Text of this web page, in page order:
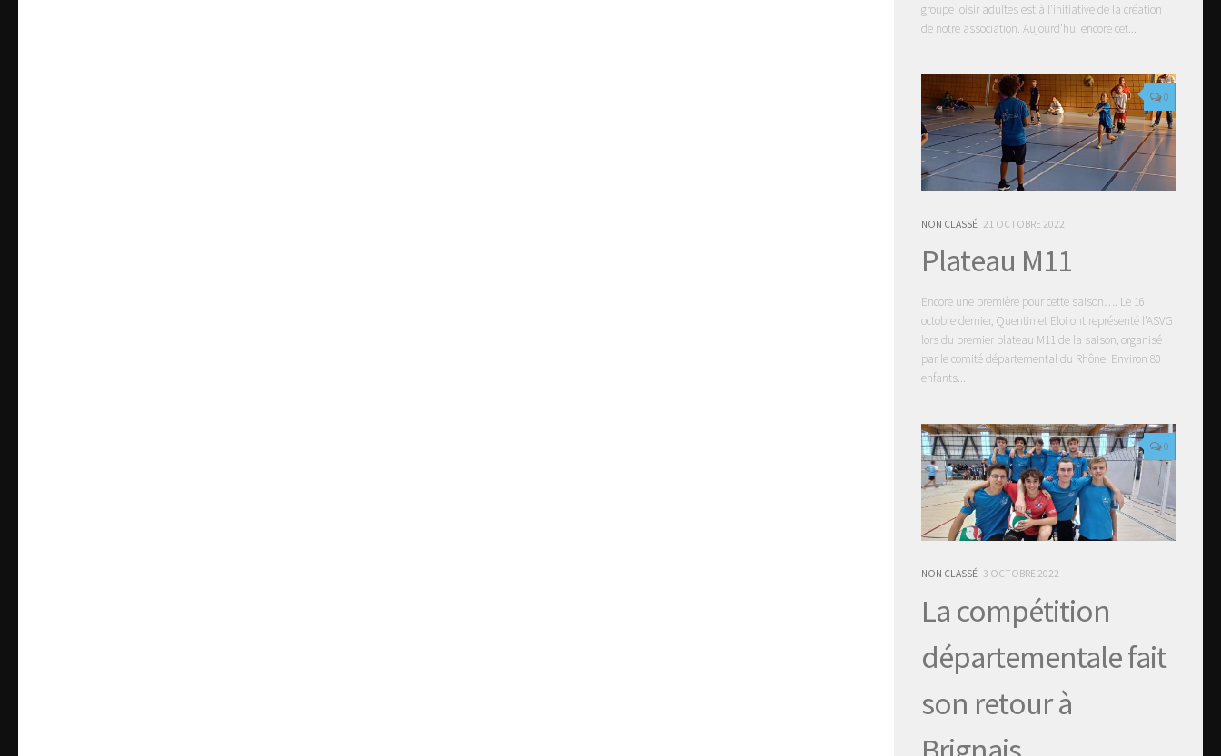
groupe loisir adultes est à l’initiative de la création
de notre association. Aujourd’hui encore cet...
0
NON CLASSÉ 21 OCTOBRE 2022
Plateau M11
Encore une première pour cette saison…. Le 16
octobre dernier, Quentin et Eloi ont représenté l’ASVG
lors du premier plateau M11 de la saison, organisé
par le comité départemental du Rhône. Environ 80
enfants...
0
NON CLASSÉ 3 OCTOBRE 2022
La compétition
départementale fait
son retour à